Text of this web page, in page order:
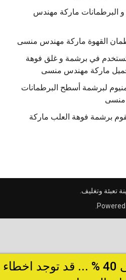
البرطمانات ماركة مهندس
القهوة ماركة مهندس منسى
في برشمة و غلق فوهة
ماركة مهندس منسى
لبرشمة أسطح البرطمانات
برشمة فوهة العلب ماركة
تعبئة وتغليف
.
خصومات تصل الى 40 % ... قد توجد اخطاء